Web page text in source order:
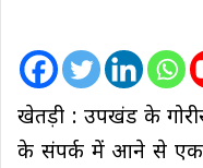
खेतड़ी : उपखंड के
के संपर्क में आने से एक